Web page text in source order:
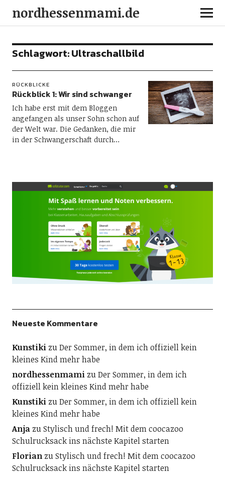
nordhessenmami.de
Schlagwort:Ultraschallbild
RÜCKBLICKE
Rückblick 1: Wir sind schwanger
Ich habe erst mit dem Bloggen
angefangen als unser Sohn schon auf
der Welt war. Die Gedanken, die mir
in der Schwangerschaft durch…
Neueste Kommentare
KunstikizuDer Sommer, in dem ich offiziell kein
kleines Kind mehr habe
nordhessenmamizuDer Sommer, in dem ich
offiziell kein kleines Kind mehr habe
KunstikizuDer Sommer, in dem ich offiziell kein
kleines Kind mehr habe
AnjazuStylisch und frech! Mit dem coocazoo
Schulrucksack ins nächste Kapitel starten
FlorianzuStylisch und frech! Mit dem coocazoo
Schulrucksack ins nächste Kapitel starten